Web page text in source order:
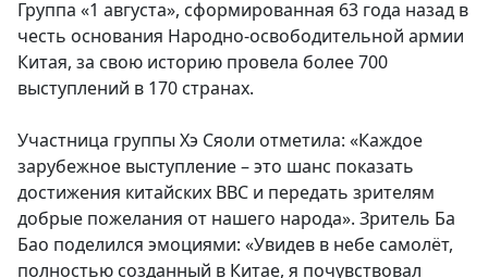
Группа «1 августа», сформированная 63 года назад в
честь основания Народно-освободительной армии
Китая, за свою историю провела более 700
выступлений в 170 странах.
Участница группы Хэ Сяоли отметила: «Каждое
зарубежное выступление – это шанс показать
достижения китайских ВВС и передать зрителям
добрые пожелания от нашего народа». Зритель Ба
Бао поделился эмоциями: «Увидев в небе самолёт,
полностью созданный в Китае, я почувствовал